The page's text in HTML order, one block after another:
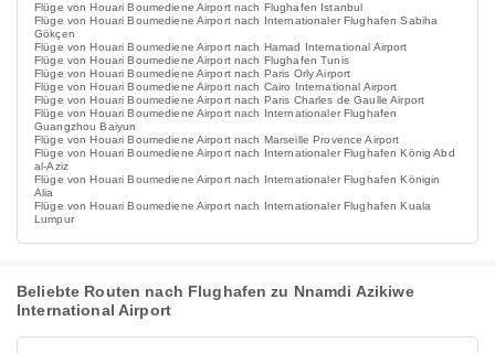
Flüge von Houari Boumediene Airport nach Flughafen Istanbul
Flüge von Houari Boumediene Airport nach Internationaler Flughafen Sabiha
Gökçen
Flüge von Houari Boumediene Airport nach Hamad International Airport
Flüge von Houari Boumediene Airport nach Flughafen Tunis
Flüge von Houari Boumediene Airport nach Paris Orly Airport
Flüge von Houari Boumediene Airport nach Cairo International Airport
Flüge von Houari Boumediene Airport nach Paris Charles de Gaulle Airport
Flüge von Houari Boumediene Airport nach Internationaler Flughafen
Guangzhou Baiyun
Flüge von Houari Boumediene Airport nach Marseille Provence Airport
Flüge von Houari Boumediene Airport nach Internationaler Flughafen König Abd
al-Aziz
Flüge von Houari Boumediene Airport nach Internationaler Flughafen Königin
Alia
Flüge von Houari Boumediene Airport nach Internationaler Flughafen Kuala
Lumpur
Beliebte Routen nach Flughafen zu Nnamdi Azikiwe
International Airport